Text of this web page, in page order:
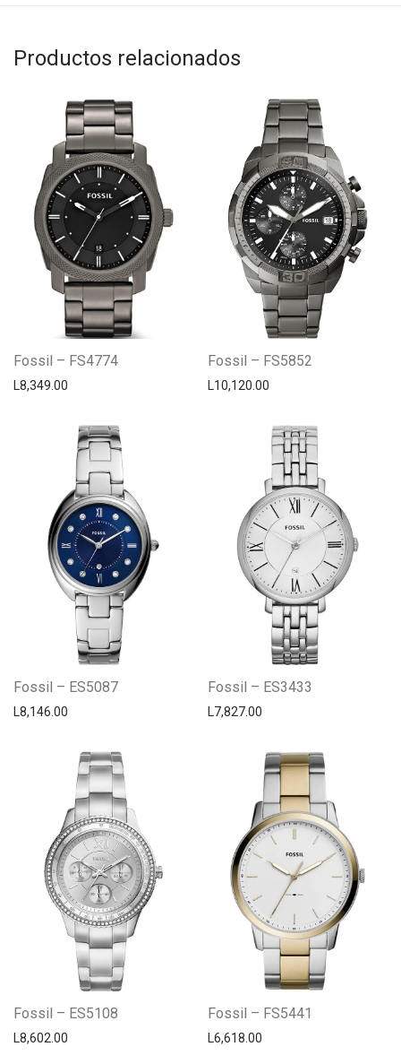
Productos relacionados
Fossil – FS4774
L8,349.00
Fossil – FS5852
L10,120.00
Fossil – ES5087
L8,146.00
Fossil – ES3433
L7,827.00
Fossil – ES5108
L8,602.00
Fossil – FS5441
L6,618.00